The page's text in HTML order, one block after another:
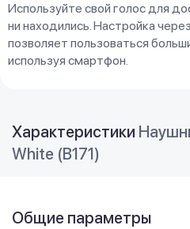
Используйте свой голос для
ни находились. Настройка
позволяет пользоваться
используя смартфон.
Характеристики
White (B171)
Общие параметры